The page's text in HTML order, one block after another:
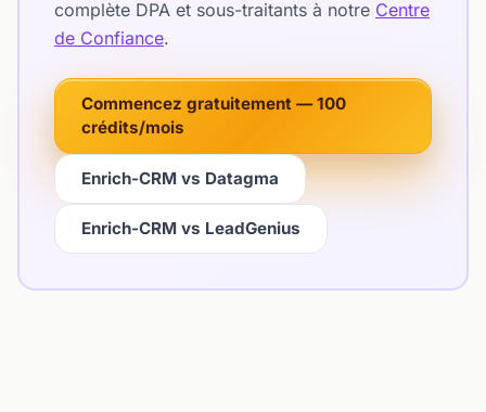
complète DPA et sous-traitants à notre Centre
de Confiance.
Commencez gratuitement — 100
crédits/mois
Enrich-CRM vs Datagma
Enrich-CRM vs LeadGenius